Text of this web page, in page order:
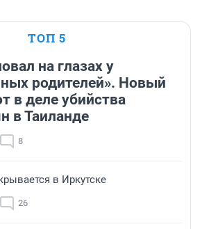
ТОП 5
на глазах у
родителей». Новый
в деле убийства
в Таиланде
8
в Иркутске
26